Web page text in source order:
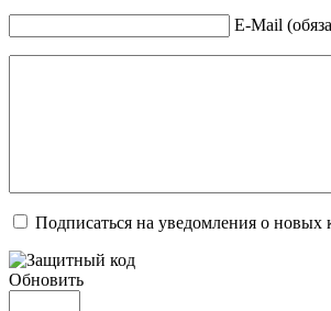
E-Mail
Подписаться на уведомления о новых
Обновить